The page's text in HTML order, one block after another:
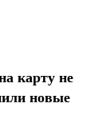
карту не
новые